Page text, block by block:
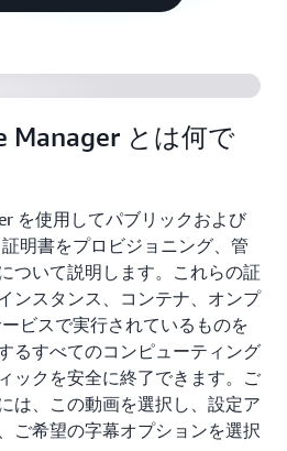
Manager とは何で
を使用してパブリックおよび
明書をプロビジョニング、管
ついて説明します。これらの証
ンスタンス、コンテナ、オンプ
ビスで実行されているものを
るすべてのコンピューティング
ックを安全に終了できます。ご
は、この動画を選択し、設定ア
ご希望の字幕オプションを選択